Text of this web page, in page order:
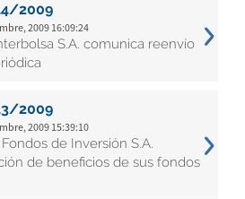
2009
2009 16:09:24
S.A. comunica reenvío
2009
2009 15:39:10
de Inversión S.A.
de beneficios de sus fondos